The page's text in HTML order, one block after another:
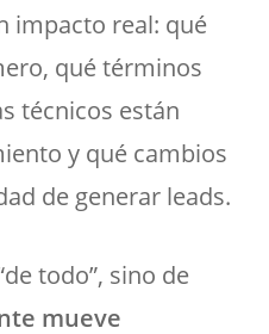
impacto real: qué
qué términos
técnicos están
y qué cambios
de generar leads.
todo”, sino de
mueve